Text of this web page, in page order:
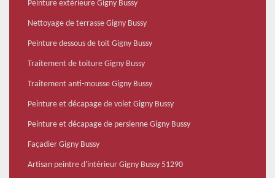
Peinture extérieure Gigny Bussy
Nettoyage de terrasse Gigny Bussy
Peinture dessous de toit Gigny Bussy
Traitement de toiture Gigny Bussy
Traitement anti-mousse Gigny Bussy
Peinture et décapage de volet Gigny Bussy
Peinture et décapage de persienne Gigny Bussy
Façadier Gigny Bussy
Artisan peintre d'intérieur Gigny Bussy 51290